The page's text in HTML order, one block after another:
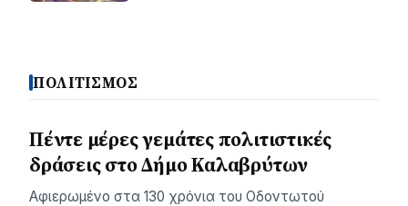
ΠΟΛΙΤΙΣΜΟΣ
Πέντε μέρες γεμάτες πολιτιστικές
δράσεις στο Δήμο Καλαβρύτων
Αφιερωμένο στα 130 χρόνια του Οδοντωτού